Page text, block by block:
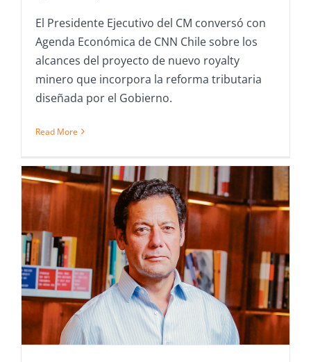
El Presidente Ejecutivo del CM conversó con
Agenda Económica de CNN Chile sobre los
alcances del proyecto de nuevo royalty
minero que incorpora la reforma tributaria
diseñada por el Gobierno.
Read More